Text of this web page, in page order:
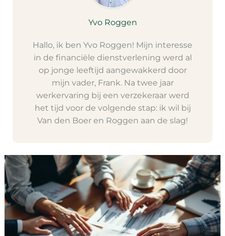
Yvo Roggen
Hallo, ik ben Yvo Roggen! Mijn interesse
in de financiële dienstverlening werd al
op jonge leeftijd aangewakkerd door
mijn vader, Frank. Na twee jaar
werkervaring bij een verzekeraar werd
het tijd voor de volgende stap: ik wil bij
Van den Boer en Roggen aan de slag!